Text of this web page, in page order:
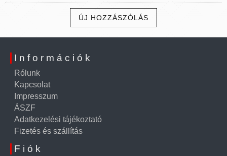
ÚJ HOZZÁSZÓLÁS
Információk
Rólunk
Kapcsolat
Impresszum
ÁSZF
Adatkezelési tájékoztató
Fizetés és szállítás
Fiók